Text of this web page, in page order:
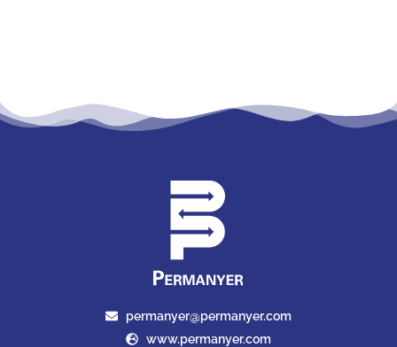
permanyer@permanyer.com
www.permanyer.com